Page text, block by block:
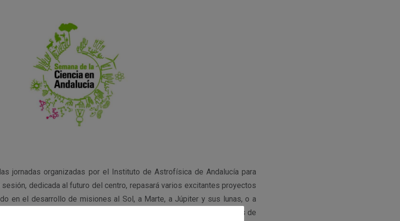
jornadas organizadas por el Instituto de Astrofísica de Andalucía para
dedicada al futuro del centro, repasará varios excitantes proyectos
en el desarrollo de misiones al Sol, a Marte, a Júpiter y sus lunas, o a
para la búsqueda de planetas con el nuestro. Resumiremos varios de